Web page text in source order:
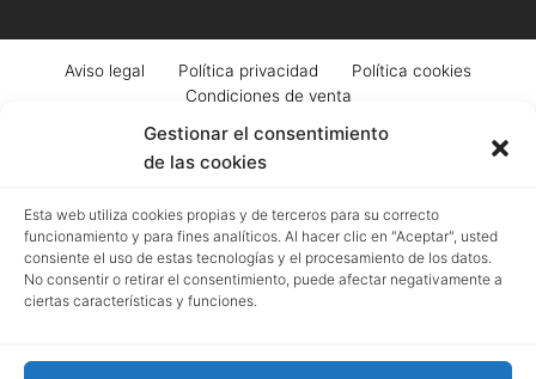
Gestionar el consentimiento
de las cookies
Esta web utiliza cookies propias y de terceros para su correcto
funcionamiento y para fines analíticos. Al hacer clic en "Aceptar", usted
consiente el uso de estas tecnologías y el procesamiento de los datos.
No consentir o retirar el consentimiento, puede afectar negativamente a
ciertas características y funciones.
Aviso legal Política privacidad
Política cookies
Condiciones de venta
Pescadería, 6. Granada | B18043364 | EUID: ES18020.000002976 | Hoja GR-
4250 | Tomo 518 | Folio 93
Menfisha sido beneficiaria del Fondo EuropeoNext